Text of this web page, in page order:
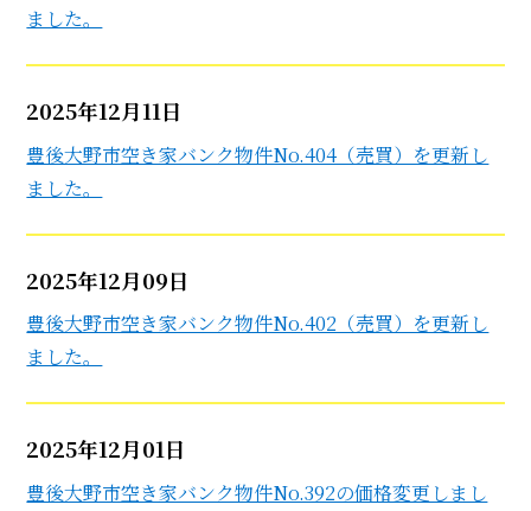
ました。
2025年12月11日
豊後大野市空き家バンク物件No.404（売買）を更新し
ました。
2025年12月09日
豊後大野市空き家バンク物件No.402（売買）を更新し
ました。
2025年12月01日
豊後大野市空き家バンク物件No.392の価格変更しまし